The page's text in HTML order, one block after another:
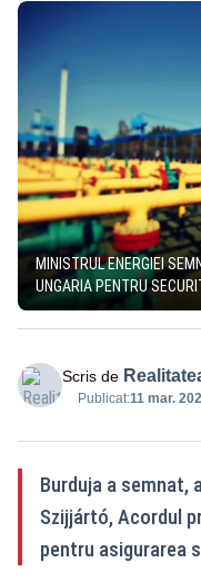
MINISTRUL ENERGIEI
UNGARIA PENTRU
Scris de
Publicat:11 mar.
Burduja a semnat,
Szijjártó, Acordul
pentru asigurarea